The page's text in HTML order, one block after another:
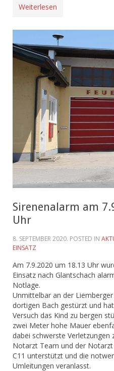
Weiterlesen
Sirenenalarm am
Uhr
8. SEPTEMBER 2020. POSTED IN
EINSATZ
Am 7.9.2020 um 18.13 Uhr
Einsatz nach Glantschach
Notlage.
Unmittelbar an der
dortigen Bach gestürzt und
Versuch das Kind zu bergen
zwei Meter hohe Mauer
dabei schwerste Verletzungen
Notarzt Team und der
C11 unterstützt und die
Umleitungen veranlasst.